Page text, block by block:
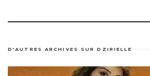
D'AUTRES ARCHIVES SUR DZIRIELLE